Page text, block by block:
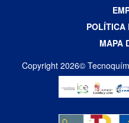
POLÍTICA
MAPA
Copyright 2026©
Diseño